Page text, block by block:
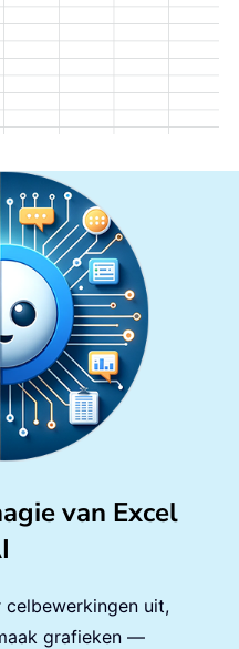
van Excel
celbewerkingen uit,
grafieken —